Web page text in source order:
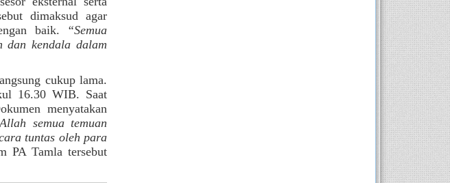
dimaksud agar
baik. “Semua
dan kendala dalam
cukup lama.
16.30 WIB. Saat
menyatakan
semua temuan
tuntas oleh para
PA Tamla tersebut